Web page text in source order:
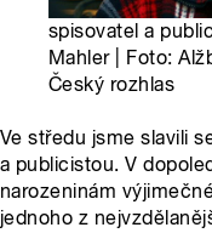
spisovatel a
Mahler | Foto:
Český rozhlas
Ve středu jsme slavili
a publicistou. V
narozeninám
jednoho z